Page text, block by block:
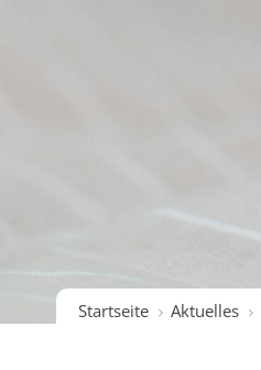
Startseite Aktuelles